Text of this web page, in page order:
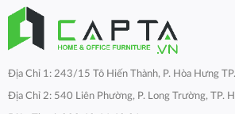
Địa Chỉ 1: 243/15 Tô Hiến Thành, P. Hòa Hưng
Địa Chỉ 2: 540 Liên Phường, P. Long Trường, TP.